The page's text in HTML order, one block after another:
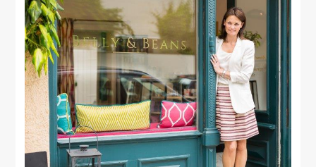
Beans
leider